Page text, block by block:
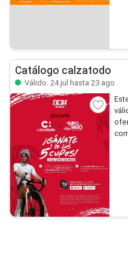
Catálogo calzatodo
Válido: 24 jul hasta 23 ago